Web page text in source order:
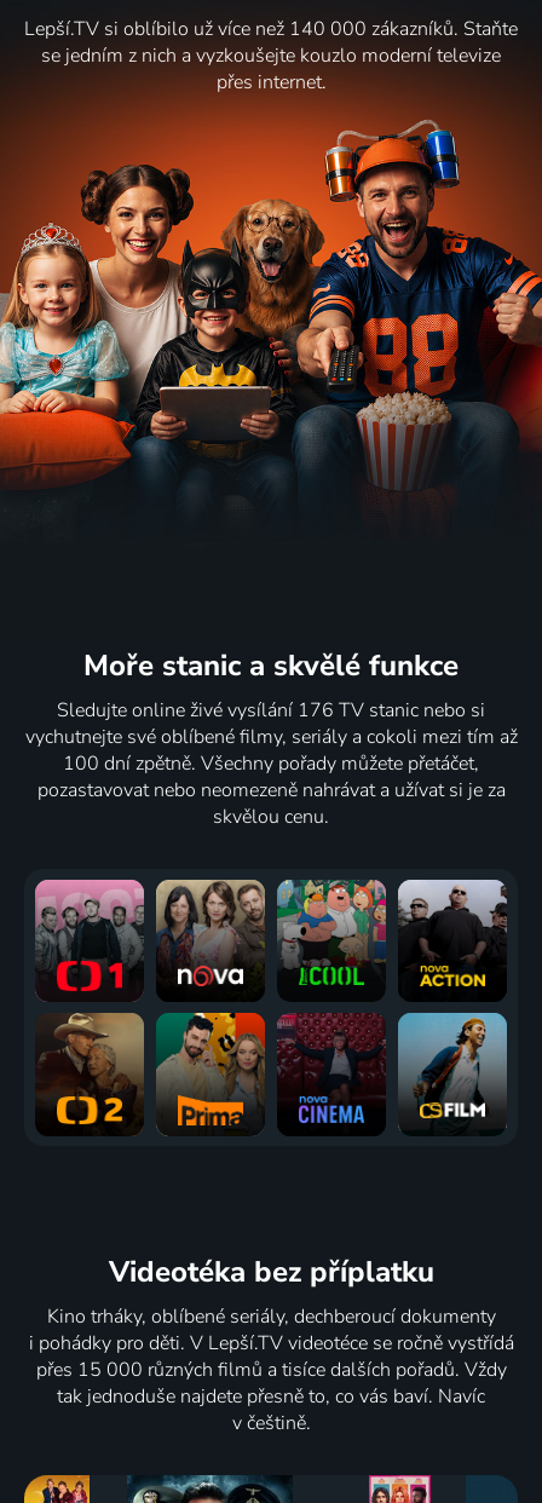
Lepší.TV si oblíbilo už více než 140 000 zákazníků. Staňte
se jedním z nich a vyzkoušejte kouzlo moderní televize
přes internet.
Moře stanic a skvělé funkce
Sledujte online živé vysílání 176 TV stanic nebo si
vychutnejte své oblíbené filmy, seriály a cokoli mezi tím až
100 dní zpětně. Všechny pořady můžete přetáčet,
pozastavovat nebo neomezeně nahrávat a užívat si je za
skvělou cenu.
Videotéka bez příplatku
Kino trháky, oblíbené seriály, dechberoucí dokumenty
i pohádky pro děti. V Lepší.TV videotéce se ročně vystřídá
přes 15 000 různých filmů a tisíce dalších pořadů. Vždy
tak jednoduše najdete přesně to, co vás baví. Navíc
v češtině.